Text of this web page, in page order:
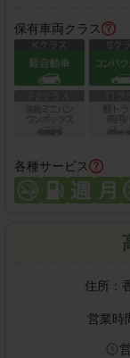
保有車両クラス
各種サービス
住所：
営業時